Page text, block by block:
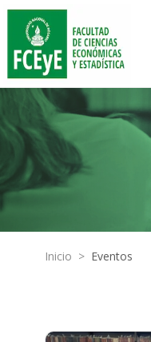
Inicio > Eventos